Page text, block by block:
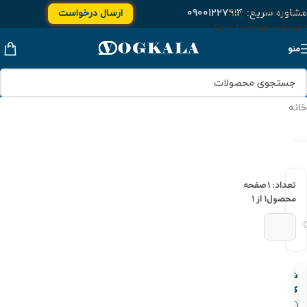
Skip to navigation
Skip to main content
مشاوره سریع:۰۹۰۰۱۲۲۷۹۱۴ ارسال درخواست
منو
خانه
تعداد: ۱
محصول
صفحه
۱ از ۱
شیر
كشویی